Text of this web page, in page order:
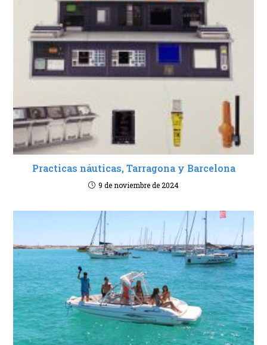
Practicas náuticas, Tarragona y Barcelona
9 de noviembre de 2024